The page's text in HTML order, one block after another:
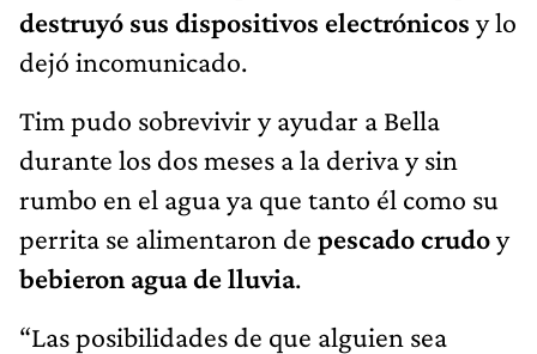
destruyó sus dispositivos electrónicos y lo
dejó incomunicado.
Tim pudo sobrevivir y ayudar a Bella
durante los dos meses a la deriva y sin
rumbo en el agua ya que tanto él como su
perrita se alimentaron de pescado crudoy
bebieron agua de lluvia.
“Las posibilidades de que alguien sea